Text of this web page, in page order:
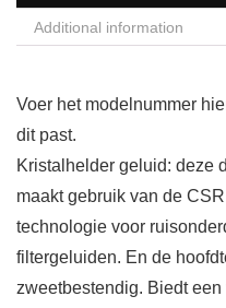
Additional information
Voer het modelnummer
dit past.
Kristalhelder geluid: deze
maakt gebruik van de
technologie voor
filtergeluiden. En de
zweetbestendig. Biedt